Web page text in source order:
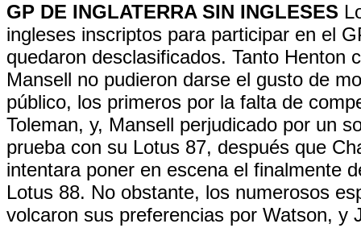
GP DE INGLATERRA SIN INGLESES
ingleses inscriptos para participar en el
quedaron desclasificados. Tanto Henton
Mansell no pudieron darse el gusto de
público, los primeros por la falta de
Toleman, y, Mansell perjudicado por un
prueba con su Lotus 87, después que
intentara poner en escena el finalmente
Lotus 88. No obstante, los numerosos
volcaron sus preferencias por Watson, y